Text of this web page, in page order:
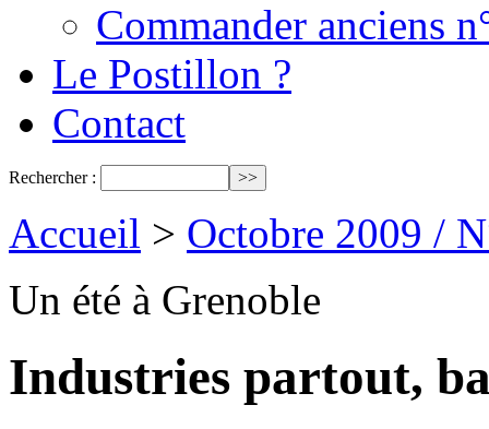
Commander anciens
Le Postillon ?
Contact
Rechercher :
Accueil > Octobre 2009 /
Un été à Grenoble
Industries partout,